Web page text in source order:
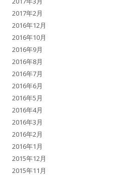
2017年2月
2016年12月
2016年10月
2016年9月
2016年8月
2016年7月
2016年6月
2016年5月
2016年4月
2016年3月
2016年2月
2016年1月
2015年12月
2015年11月